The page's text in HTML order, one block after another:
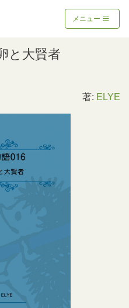
メニュー
と大賢者
著: ELYE